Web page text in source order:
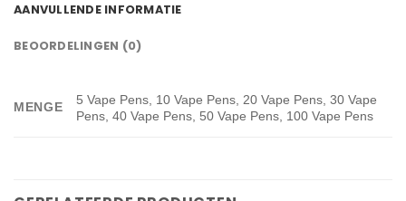
AANVULLENDE INFORMATIE
BEOORDELINGEN (0)
MENGE
5 Vape Pens, 10 Vape Pens, 20 Vape Pens, 30 Vape
Pens, 40 Vape Pens, 50 Vape Pens, 100 Vape Pens